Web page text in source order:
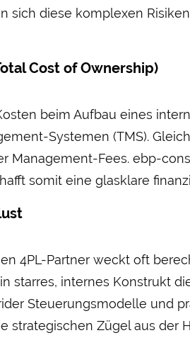
sich diese komplexen
Cost of Ownership)
beim Auf­bau eines
Systemen (TMS).
Management-Fees. ebp-
somit eine glasklare
4PL-Partner weckt oft
starres, internes Konstrukt
Steuerungs­modelle und
strategischen Zügel aus der